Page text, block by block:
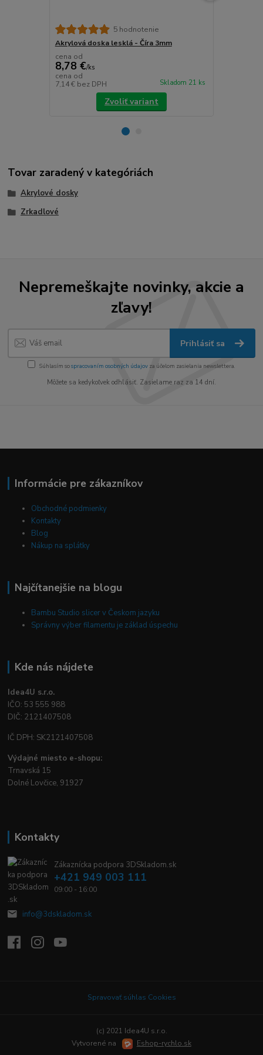
5 hodnotenie
Akrylová doska lesklá - Číra 3mm
cena od
8,78 €/ks
cena od
7,14 € bez DPH Skladom 21 ks
Zvoliť variant
Tovar zaradený v kategóriách
Akrylové dosky
Zrkadlové
Nepremeškajte novinky, akcie a
zľavy!
Prihlásiť sa
Súhlasím sospracovaním osobných údajov za účelom zasielania newslettera.
Môžete sa kedykoľvek odhlásiť. Zasielame raz za 14 dní.
Informácie pre zákazníkov
Obchodné podmienky
Kontakty
Blog
Nákup na splátky
Najčítanejšie na blogu
Bambu Studio slicer v Českom jazyku
Správny výber filamentu je základ úspechu
Kde nás nájdete
Idea4U s.r.o.
IČO: 53 555 988
DIČ: 2121407508
IČ DPH: SK2121407508
Výdajné miesto e-shopu:
Trnavská 15
Dolné Lovčice, 91927
Kontakty
Zákaznícka podpora 3DSkladom.sk
+421 949 003 111
09:00 - 16:00
info@3dskladom.sk
Spravovať súhlas Cookies
(c) 2021 Idea4U s.r.o.
Vytvorené na
Eshop-rychlo.sk